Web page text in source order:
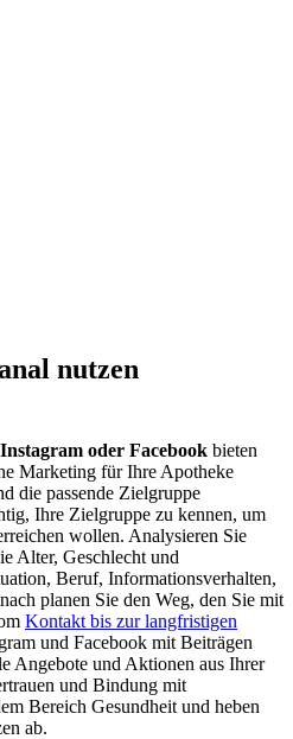
nutzen
Instagram oder Facebook bieten
Marketing für Ihre Apotheke
die passende Zielgruppe
Ihre Zielgruppe zu kennen, um
wollen. Analysieren Sie
Alter, Geschlecht und
Beruf, Informationsverhalten,
planen Sie den Weg, den Sie mit
Kontakt bis zur langfristigen
und Facebook mit Beiträgen
Angebote und Aktionen aus Ihrer
und Bindung mit
Bereich Gesundheit und heben
ab.